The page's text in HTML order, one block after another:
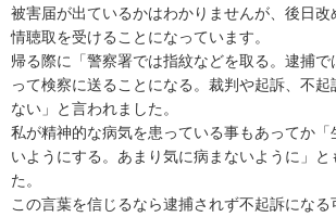
被害届が出ているかはわかりませんが、後日
情聴取を受けることになっています。
帰る際に「警察署では指紋などを取る。逮捕
って検察に送ることになる。裁判や起訴、不起
ない」と言われました。
私が精神的な病気を患っている事もあってか「
いようにする。あまり気に病まないように」と
た。
この言葉を信じるなら逮捕されず不起訴になる